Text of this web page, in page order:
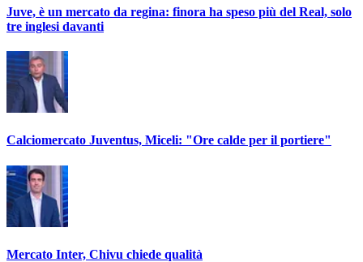
Juve, è un mercato da regina: finora ha speso più del Real, solo
tre inglesi davanti
Calciomercato Juventus, Miceli: "Ore calde per il portiere"
Mercato Inter, Chivu chiede qualità